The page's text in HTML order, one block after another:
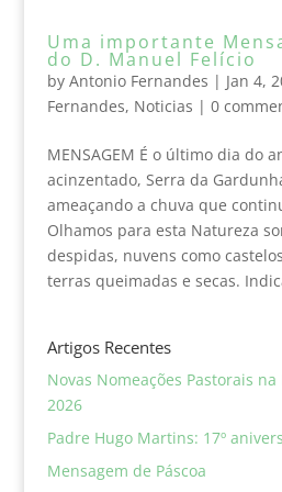
Uma importante
do D. Manuel Felício
by Antonio Fernandes | Jan 4,
Fernandes, Noticias | 0
MENSAGEM É o último dia do
acinzentado, Serra da
ameaçando a chuva que
Olhamos para esta Natureza
despidas, nuvens como
terras queimadas e secas.
Artigos Recentes
Novas Nomeações Pastorais
2026
Padre Hugo Martins: 17º
Mensagem de Páscoa